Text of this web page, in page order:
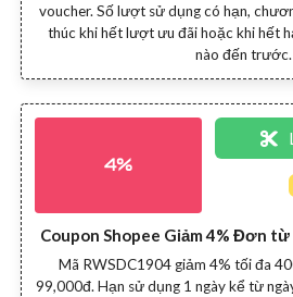
voucher. Số lượt sử dụng có hạn,
thúc khi hết lượt ưu đãi hoặc khi hết
nào đến trước.
4%
Coupon Shopee Giảm 4% Đơn
Mã RWSDC1904 giảm 4% tối đa
99,000đ. Hạn sử dụng 1 ngày kể từ